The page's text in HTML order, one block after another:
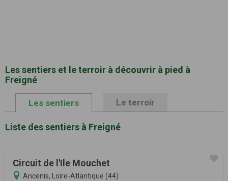
Les sentiers et le terroir à découvrir à pied à
Freigné
Les sentiers Le terroir
Liste des sentiers à Freigné
Circuit de l'Ile Mouchet
Ancenis, Loire-Atlantique (44)